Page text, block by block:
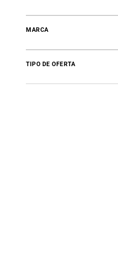
3 por
1item
MARCA
TIPO DE OFERTA